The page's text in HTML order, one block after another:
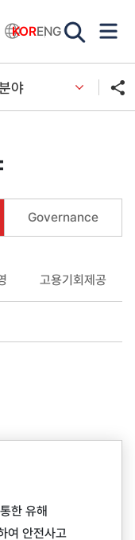
KORENG
야
Governance
고용기회제공
한 유해
여 안전사고